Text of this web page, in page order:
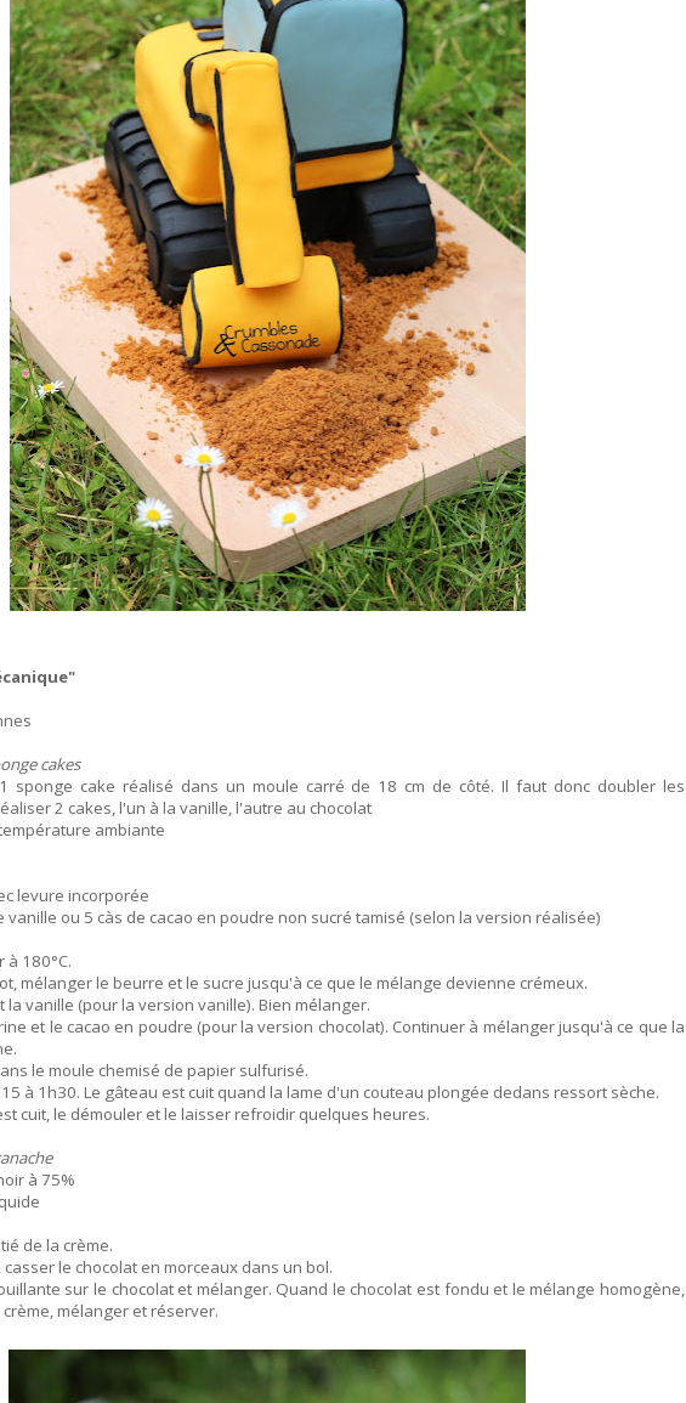
cakes
sponge cake réalisé dans un moule carré de 18 cm de côté. Il faut donc doubler les
2 cakes, l'un à la vanille, l'autre au chocolat
ambiante
levure incorporée
vanille ou 5 càs de cacao en poudre non sucré tamisé (selon la version réalisée)
180°C.
mélanger le beurre et le sucre jusqu'à ce que le mélange devienne crémeux.
vanille (pour la version vanille). Bien mélanger.
et le cacao en poudre (pour la version chocolat). Continuer à mélanger jusqu'à ce que la
le moule chemisé de papier sulfurisé.
à 1h30. Le gâteau est cuit quand la lame d'un couteau plongée dedans ressort sèche.
cuit, le démouler et le laisser refroidir quelques heures.
à 75%
de la crème.
le chocolat en morceaux dans un bol.
sur le chocolat et mélanger. Quand le chocolat est fondu et le mélange homogène,
mélanger et réserver.